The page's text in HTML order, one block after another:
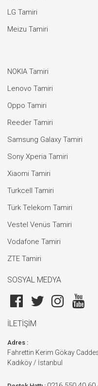
LG Tamiri
Meizu Tamiri
NOKIA Tamiri
Lenovo Tamiri
Oppo Tamiri
Reeder Tamiri
Samsung Galaxy Tamiri
Sony Xperia Tamiri
Xiaomi Tamiri
Turkcell Tamiri
Türk Telekom Tamiri
Vestel Venüs Tamiri
Vodafone Tamiri
ZTE Tamiri
SOSYAL MEDYA
İLETİŞİM
Adres :
Fahrettin Kerim Gökay
Kadıköy / İstanbul